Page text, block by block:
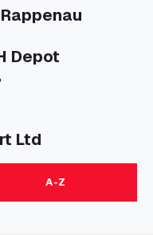
Depot
Ltd
A-Z